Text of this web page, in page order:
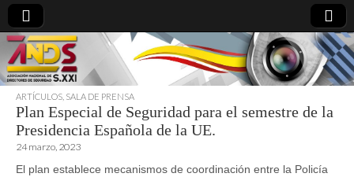
directoresdeseguridad.es
ARTÍCULOS SALA DE PRENSA
Plan Especial de Seguridad para el semestre de la
Presidencia Española de la UE.
24 marzo, 2023
El plan establece mecanismos de coordinación entre la Policía